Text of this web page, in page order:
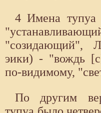
4 Имена
"созидающий",
эики) - "вождь
по-видимому,
По другим